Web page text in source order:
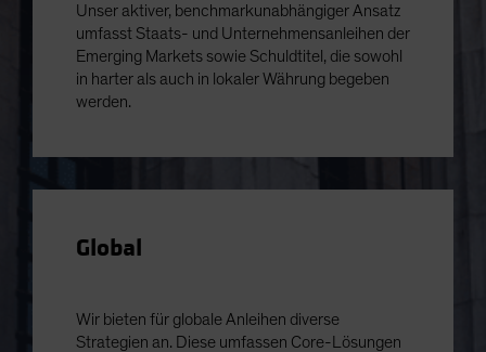
Unser aktiver, benchmarkunabhängiger Ansatz
umfasst Staats- und Unternehmensanleihen der
Emerging Markets sowie Schuldtitel, die sowohl
in harter als auch in lokaler Währung begeben
werden.
Global
Wir bieten für globale Anleihen diverse
Strategien an. Diese umfassen Core-Lösungen